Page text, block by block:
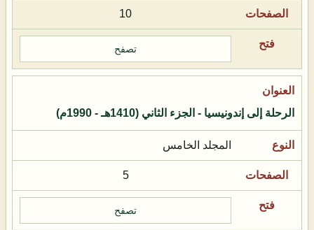
10
تصفح
الرحلة إلى إندونيسيا - الجزء الثاني (1410هـ - 1990م)
المجلد الخامس
5
تصفح